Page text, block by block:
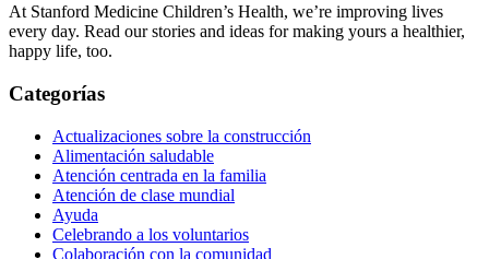
At Stanford Medicine Children’s Health, we’re improving lives
every day. Read our stories and ideas for making yours a healthier,
happy life, too.
Categorías
Actualizaciones sobre la construcción
Alimentación saludable
Atención centrada en la familia
Atención de clase mundial
Ayuda
Celebrando a los voluntarios
Colaboración con la comunidad